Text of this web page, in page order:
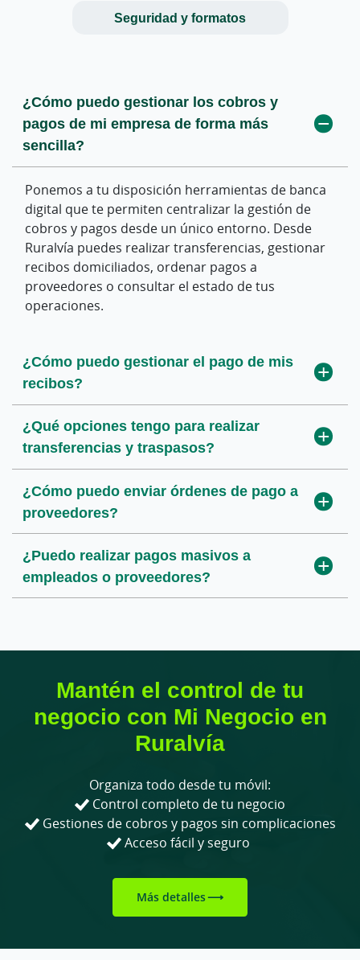
Seguridad y formatos
¿Cómo puedo gestionar los cobros y
pagos de mi empresa de forma más
sencilla?
Ponemos a tu disposición herramientas de banca
digital que te permiten centralizar la gestión de
cobros y pagos desde un único entorno. Desde
Ruralvía puedes realizar transferencias, gestionar
recibos domiciliados, ordenar pagos a
proveedores o consultar el estado de tus
operaciones.
¿Cómo puedo gestionar el pago de mis
recibos?
¿Qué opciones tengo para realizar
transferencias y traspasos?
¿Cómo puedo enviar órdenes de pago a
proveedores?
¿Puedo realizar pagos masivos a
empleados o proveedores?
¿Cómo puedo pagar las nóminas de mis
empleados desde el banco?
A través de Ruralvía Empresas puedes gestionar el
pago de nóminas mediante transferencias
individuales o mediante ficheros de pago masivo,
lo que facilita la administración de los salarios de
tus empleados.
¿Puedo pagar los seguros sociales desde
¿Puedo presentar y pagar impuestos
desde la banca digital?
¿Puedo consultar justificantes de pagos
realizados?
¿Cómo se garantiza la seguridad en los
pagos y cobros de mi empresa?
Aplicamos sistemas de autenticación reforzada y
protocolos de seguridad conforme a la normativa
vigente en servicios financieros para proteger las
operaciones realizadas a través de nuestros
canales digitales.
¿Dónde puedo encontrar las
¿Qué es un fichero SEPA y para qué se
utiliza?
¿Puedo integrar estos ficheros con mi
programa de gestión o ERP?
Mantén el control de tu
negocio con Mi Negocio en
Ruralvía
Organiza todo desde tu móvil:
Control completo de tu negocio
Gestiones de cobros y pagos sin complicaciones
Acceso fácil y seguro
Más detalles